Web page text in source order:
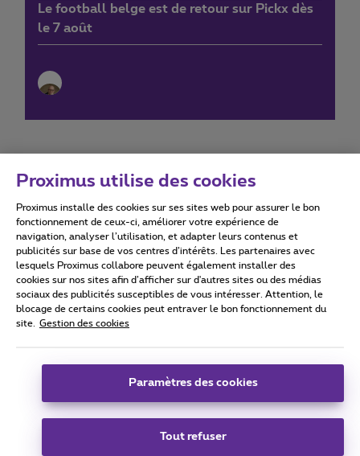
Le football belge est de retour sur Pickx dès
le 7 août
Conditions d'utilisation Accessibility statement
Tous droits réservés. © 2026 Proximus
Conditions générales, info consommateur
Coordonnées de l’entreprise
Boulevard du Roi Albert II 27 - B-1030 Bruxelles.
Proximus utilise des cookies
Proximus installe des cookies sur ses sites web pour assurer le bon
fonctionnement de ceux-ci, améliorer votre expérience de
navigation, analyser l’utilisation, et adapter leurs contenus et
publicités sur base de vos centres d’intérêts. Les partenaires avec
lesquels Proximus collabore peuvent également installer des
cookies sur nos sites afin d’afficher sur d'autres sites ou des médias
sociaux des publicités susceptibles de vous intéresser. Attention, le
blocage de certains cookies peut entraver le bon fonctionnement du
site.
Gestion des cookies
Paramètres des cookies
Tout refuser